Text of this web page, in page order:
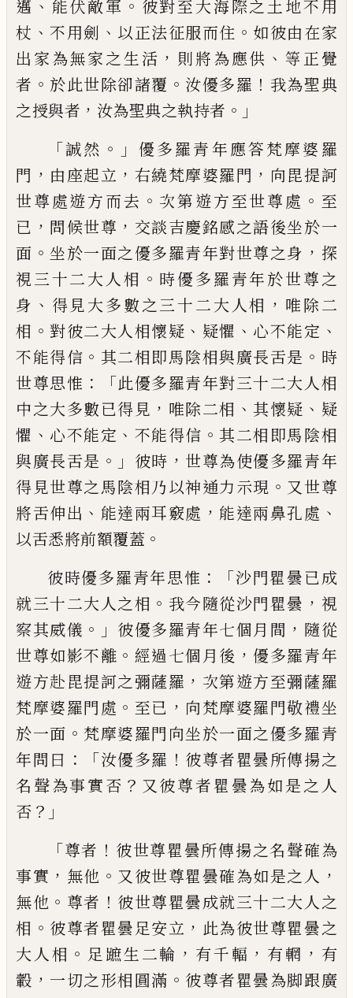
邁 、 能伏敵軍 。 彼對至大海際之土地不用
杖 、不用劍 、 以正法征服而住 。 如彼由在家
出家為無家之生 活 ， 則將為應供 、 等正覺
者 。 於此世除卻諸覆 。 汝優多羅 ！ 我為聖典
之授與者 ， 汝為聖典之執持者 。」
「誠然 。」 優多羅青年應答梵摩婆羅
門 ， 由座起立 ， 右繞梵摩婆羅門 ， 向毘提訶
世尊處遊方而去 。 次第遊方至世尊處 。 至
已 ， 問候世尊 ， 交談吉慶銘感之語後坐於一
面 。 坐於一面之優多羅青年對世尊之身 ， 探
視三十二大人相 。 時優多羅青年於世尊之
身 、 得見大多數之三十二大人相 ， 唯除二
相 。對彼二大人相懷疑 、 疑懼 、 心不能定 、
不能得信 。 其二相即馬陰相與廣長舌是 。 時
世尊思惟 ：「此優多羅青年對三十二大人相
中之大多數已得見 ， 唯除二相 、其懷疑 、 疑
懼 、 心不能定 、 不能得信 。其二相即馬陰相
與廣長舌是 。」 彼時 ， 世尊為使優多羅青年
得見世尊之馬陰相乃以神通力示現 。 又世尊
將舌伸出 、 能達兩耳竅處 ， 能達兩鼻孔處 、
以舌悉將前額覆蓋 。
彼時優多羅青年思惟 ：「沙門瞿曇已成
就三十二大人之相 。 我今隨從沙門瞿曇 ， 視
察其威儀 。」 彼優多羅青年七個月間 ， 隨從
世尊如影不離 。 經過七個月後 ，優多羅青年
遊方赴毘提訶之彌薩羅 ， 次第遊方至彌薩羅
梵摩婆羅門處 。 至已 ， 向梵摩婆羅門敬禮坐
於一面 。 梵摩婆羅門向坐於一面之優多羅青
年問曰 ：「汝優多羅 ！ 彼尊者瞿曇所傳揚之
名聲為事實否 ？ 又彼尊者瞿曇為如是之人
否 ？」
「尊者 ！ 彼世尊瞿曇所傳揚之名聲確為
事實 ， 無他 。 又彼世尊瞿曇確為如是之人 ，
無他 。 尊者 ！ 彼世尊瞿曇成就三十二大人之
相 。 彼尊者瞿曇足安立 ， 此為彼世尊瞿曇之
大人相 。 足蹠生二輪 ， 有千輻 ， 有輞 ， 有
轂 ， 一切之形相圓滿 。 彼尊者瞿曇為脚跟廣